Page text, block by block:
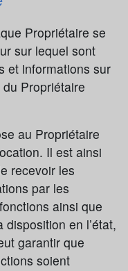
Propriétaire se
sur lequel sont
et informations sur
Propriétaire
au Propriétaire
Il est ainsi
recevoir les
par les
ainsi que
disposition en l’état,
garantir que
soient